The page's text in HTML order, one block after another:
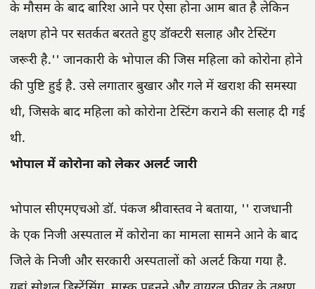
के मौसम के बाद बारिश आने पर ऐसा होना आम बात है लेकिन
लक्षण होने पर सतर्कत बरतते हुए डॉक्टरी सलाह और टेस्टिंग
जरूरी है.'' जानकारी के भोपाल की जिस महिला को कोरोना होने
की पुष्टि हुई है. उसे लगातार बुखार और गले में खराश की समस्या
थी, जिसके बाद महिला को कोरोना टेस्टिंग कराने की सलाह दी गई
थी.
भोपाल में कोरोना को लेकर अलर्ट जारी
भोपाल सीएमएचओ डॉ. पंकज श्रीवास्तव ने बताया, '' राजधानी
के एक निजी अस्पताल में कोरोना का मामला सामने आने के बाद
जिले के निजी और सरकारी अस्पतालों को अलर्ट किया गया है.